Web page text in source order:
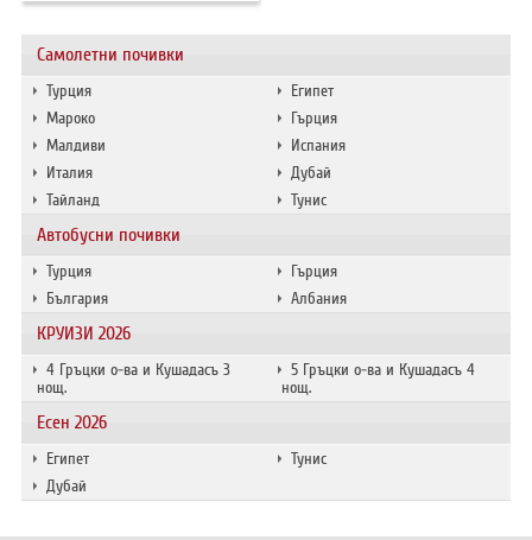
НОВА ГОДИНА 2027
ХОТЕЛИ В АЛБАНИЯ
АВТОБУСИ ПОД НАЕМ
КОНТАКТИ
ОБЩИ УСЛОВИЯ ПАКЕТНИ
ПЪТУВАНИЯ
Самолетни почивки
Турция
Египет
Мароко
Гърция
Малдиви
Испания
Италия
Дубай
Тайланд
Тунис
Автобусни почивки
Турция
Гърция
България
Албания
КРУИЗИ 2026
4 Гръцки о-ва и Кушадасъ 3
нощ.
5 Гръцки о-ва и Кушадасъ 4
нощ.
Есен 2026
Египет
Тунис
Дубай